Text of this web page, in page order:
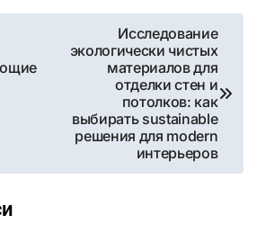
Исследование
экологически чистых
материалов для
отделки стен и
потолков: как
выбирать sustainable
решения для modern
интерьеров